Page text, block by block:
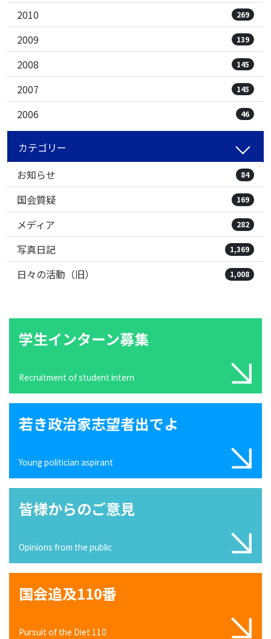
2010 269
2009 139
2008 145
2007 145
2006 46
カテゴリー
お知らせ
84
国会質疑 169
メディア 282
写真日記 1,369
日々の活動（旧） 1,008
学生インターン募集
Recruitment of student intern
若き政治家志望者出でよ
Young politician aspirant
皆様からのご意見
Opinions from the public
国会追及110番
Pursuit of the Diet 110